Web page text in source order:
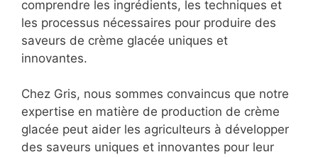
comprendre les ingrédients, les techniques et
les processus nécessaires pour produire des
saveurs de crème glacée uniques et
innovantes.
Chez Gris, nous sommes convaincus que notre
expertise en matière de production de crème
glacée peut aider les agriculteurs à développer
des saveurs uniques et innovantes pour leur